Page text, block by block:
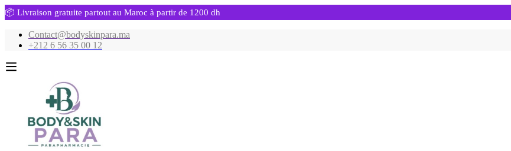
📦 Livraison gratuite partout au Maroc à partir de 1200 dh
Contact@bodyskinpara.ma
+212 6 56 35 00 12